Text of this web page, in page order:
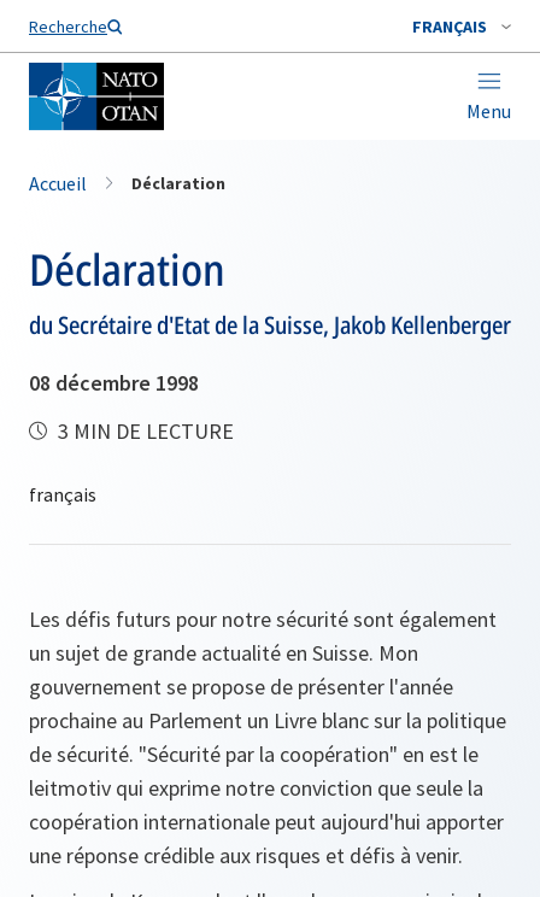
Recherche FRANÇAIS
Menu
Nom de famille*
Accueil Déclaration
Déclaration
du Secrétaire d'Etat de la Suisse, Jakob Kellenberger
08 décembre 1998
3 MIN DE LECTURE
Les défis futurs pour notre sécurité sont également
un sujet de grande actualité en Suisse. Mon
gouvernement se propose de présenter l'année
prochaine au Parlement un Livre blanc sur la politique
de sécurité. "Sécurité par la coopération" en est le
leitmotiv qui exprime notre conviction que seule la
coopération internationale peut aujourd'hui apporter
une réponse crédible aux risques et défis à venir.